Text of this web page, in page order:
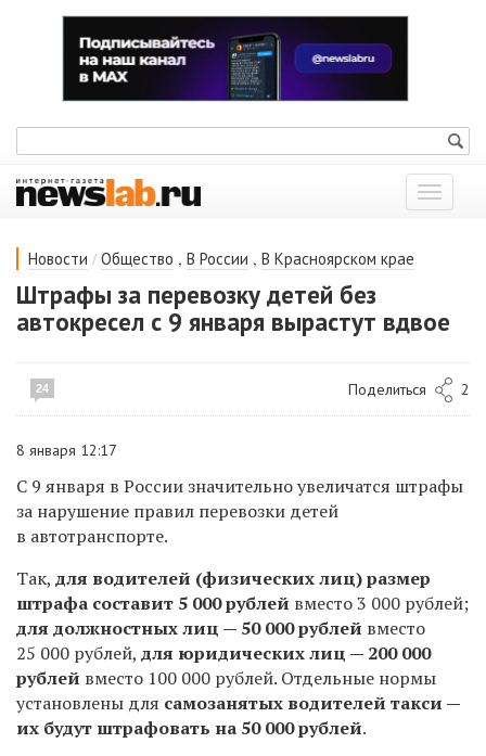
Показать
меню
Новости / Общество , В России , В Красноярском крае
Штрафы за перевозку детей без
автокресел с 9 января вырастут вдвое
24 Поделиться 2
8 января 12:17
С 9 января в России значительно увеличатся штрафы
за нарушение правил перевозки детей
в автотранспорте.
Так, для водителей (физических лиц) размер
штрафа составит 5 000 рублей вместо 3 000 рублей;
для должностных лиц — 50 000 рублей вместо
25 000 рублей, для юридических лиц — 200 000
рублей вместо 100 000 рублей. Отдельные нормы
установлены для самозанятых водителей такси —
их будут штрафовать на 50 000 рублей.